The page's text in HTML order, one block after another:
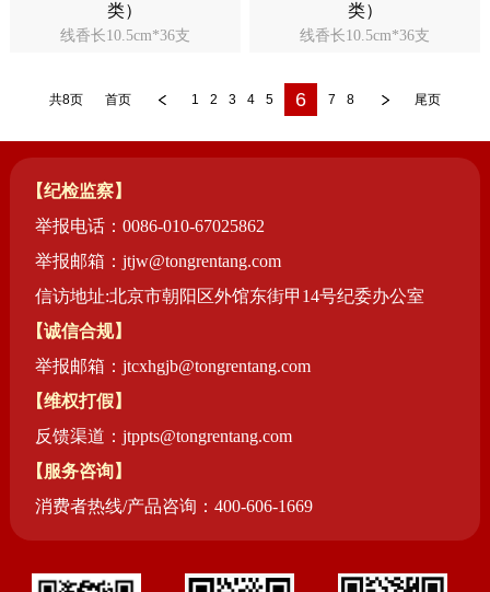
类）
线香长10.5cm*36支
类）
线香长10.5cm*36支
共8页 首页 1 2 3 4 5 6 7 8 尾页
【纪检监察】
举报电话：0086-010-67025862
举报邮箱：jtjw@tongrentang.com
信访地址:北京市朝阳区外馆东街甲14号纪委办公室
【诚信合规】
举报邮箱：jtcxhgjb@tongrentang.com
【维权打假】
反馈渠道：jtppts@tongrentang.com
【服务咨询】
消费者热线/产品咨询：400-606-1669